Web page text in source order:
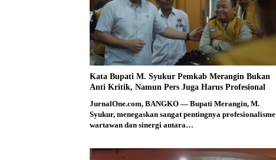
Kata Bupati M. Syukur Pemkab Merangin Bukan
Anti Kritik, Namun Pers Juga Harus Profesional
JurnalOne.com, BANGKO — Bupati Merangin, M.
Syukur, menegaskan sangat pentingnya profesionalisme
wartawan dan sinergi antara…